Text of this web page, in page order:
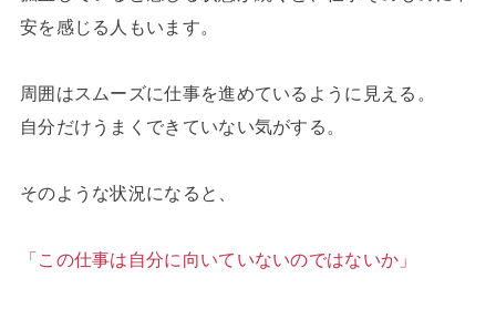
安を感じる人もいます。
周囲はスムーズに仕事を進めているように見える。
自分だけうまくできていない気がする。
そのような状況になると、
「この仕事は自分に向いていないのではないか」